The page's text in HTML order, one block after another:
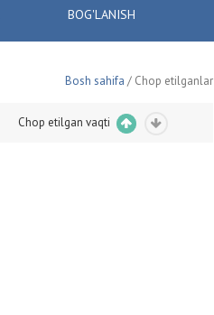
BOG'LANISH
Bosh sahifa / Chop etilganlar
Chop etilgan vaqti